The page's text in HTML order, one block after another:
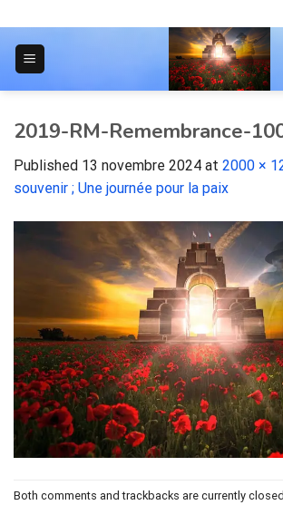
to
content
2019-RM-Remembrance-
Published 13 novembre 2024 at 2000 ×
souvenir ; Une journée pour la paix
Both comments and trackbacks are currently closed.